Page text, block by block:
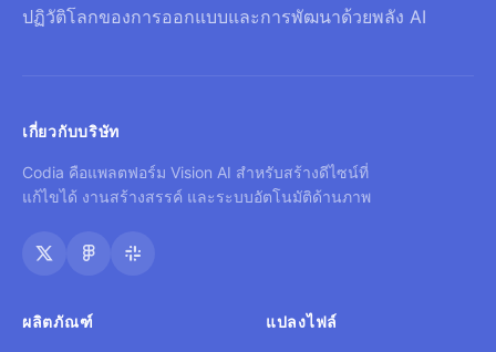
ปฏิวัติโลกของการออกแบบและการพัฒนาด้วยพลัง AI
เกี่ยวกับบริษัท
Codia คือแพลตฟอร์ม Vision AI สำหรับสร้างดีไซน์ที่
แก้ไขได้ งานสร้างสรรค์ และระบบอัตโนมัติด้านภาพ
ผลิตภัณฑ์ แปลงไฟล์